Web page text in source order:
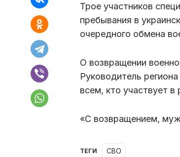
Трое участников
пребывания в
очередного обмена
О возвращении
Руководитель
всем, кто участвует
«С возвращением,
ТЕГИ СВО